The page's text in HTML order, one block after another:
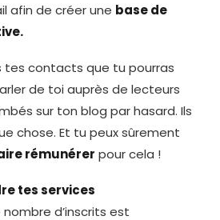
afin de créer une base de
tes contacts que tu pourras
de toi auprès de lecteurs
sur ton blog par hasard. Ils
chose. Et tu peux sûrement
rémunérer pour cela !
tes services
d’inscrits est